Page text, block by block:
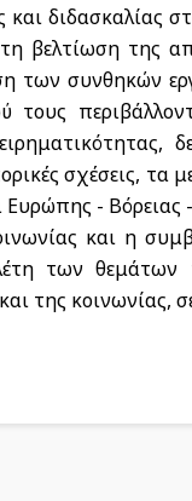
διδασκαλίας
βελτίωση της
των συνθηκών
τους
σχέσεις, τα
- Βόρειας
και η
των θεμάτων
της κοινωνίας,